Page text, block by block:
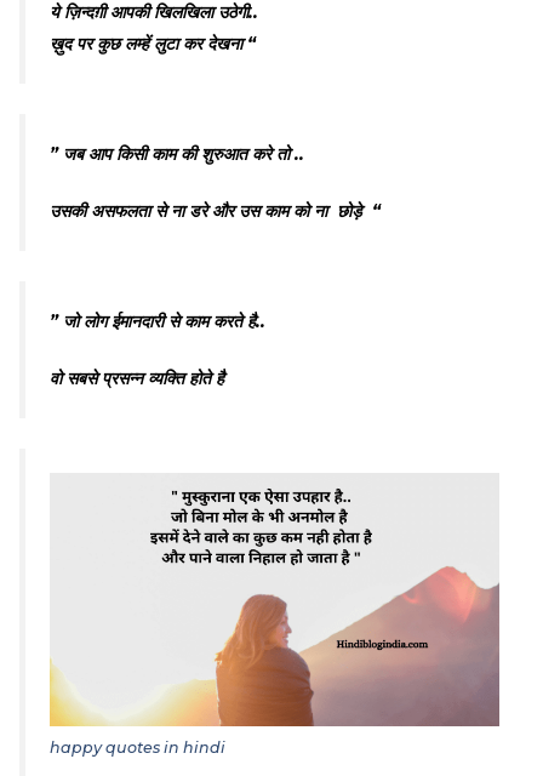
ये ज़िन्दग़ी आपकी खिलखिला उठेगी..
ख़ुद पर कुछ लम्हें लुटा कर देखना “
” जब आप किसी काम की शुरुआत करे तो ..
उसकी असफलता से ना डरे और उस काम को ना छोड़े “
” जो लोग ईमानदारी से काम करते है..
वो सबसे प्रसन्न व्यक्ति होते है
happy quotes in hindi